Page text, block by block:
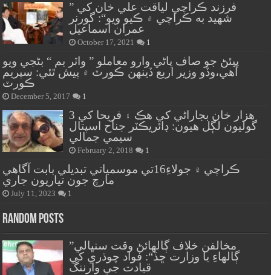
” فرزند ڪراچي لياقت علي خان کي
شهيد به ڪراچي ۾ ڪيو ويو“: گورنر
عمران اسماعيل
October 17, 2021 1
پيئڻ جو صاف پاڻي وارو معاملو ” واٽر بم “ بڻجي ويو
آهي،وڏو وزير اربع ڏينهن ڪورٽ ۾ پيش ٿئي: سپريم
ڪورٽ
December 5, 2017 1
هزار خان بجاراڻي کي هڪ ۽ فريحا کي 3
گوليون لڳل هيون: ڊائريڪٽر جناح اسپتال
سيمي جمالي
February 2, 2018 1
ڪراچي ۾ جولاءِ16تي موسمياتي تبديلي بابت آگاهي
مارچ جون تياريون جاري
July 11, 2023 1
Random Posts
”مخالفن خلاف ڳالهائڻ وقت سنڀالي
ڳالهاءِ يا وزارت ڇڏ“: فواد چوڌري کي
قيادت جي وارننگ